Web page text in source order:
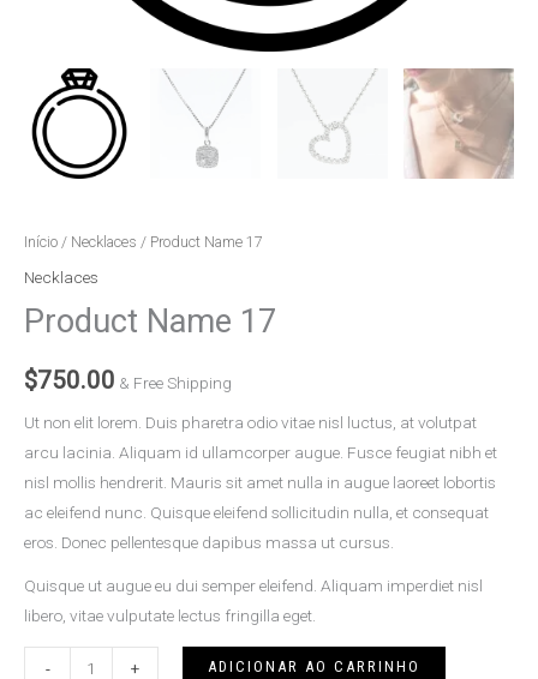
Início / Necklaces / Product Name 17
Necklaces
Product Name 17
$750.00 & Free Shipping
Ut non elit lorem. Duis pharetra odio vitae nisl luctus, at volutpat
arcu lacinia. Aliquam id ullamcorper augue. Fusce feugiat nibh et
nisl mollis hendrerit. Mauris sit amet nulla in augue laoreet lobortis
ac eleifend nunc. Quisque eleifend sollicitudin nulla, et consequat
eros. Donec pellentesque dapibus massa ut cursus.
Quisque ut augue eu dui semper eleifend. Aliquam imperdiet nisl
libero, vitae vulputate lectus fringilla eget.
- + ADICIONAR AO CARRINHO